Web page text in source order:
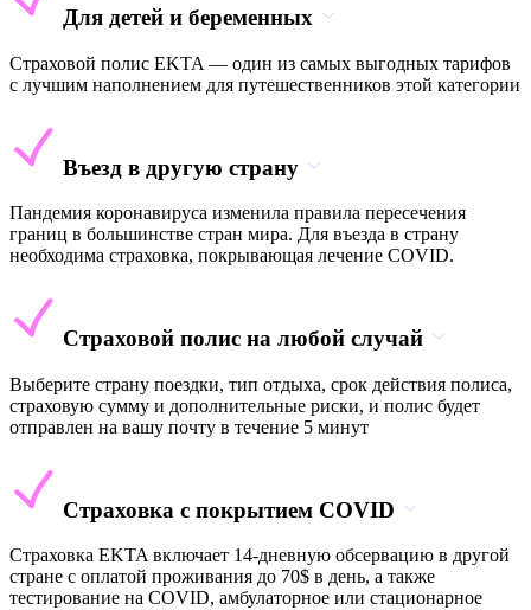
Для детей и беременных
Страховой полис EKTA — один из самых выгодных тарифов
с лучшим наполнением для путешественников этой категории
Въезд в другую страну
Пандемия коронавируса изменила правила пересечения
границ в большинстве стран мира. Для въезда в страну
необходима страховка, покрывающая лечение COVID.
Страховой полис на любой случай
Выберите страну поездки, тип отдыха, срок действия полиса,
страховую сумму и дополнительные риски, и полис будет
отправлен на вашу почту в течение 5 минут
Страховка с покрытием COVID
Страховка EKTA включает 14-дневную обсервацию в другой
стране с оплатой проживания до 70$ в день, а также
тестирование на COVID, амбулаторное или стационарное